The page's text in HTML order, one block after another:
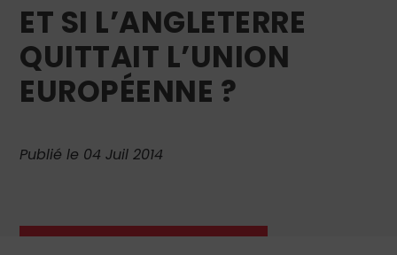
ET SI L’ANGLETERRE
QUITTAIT L’UNION
EUROPÉENNE ?
Publié le 04 Juil 2014